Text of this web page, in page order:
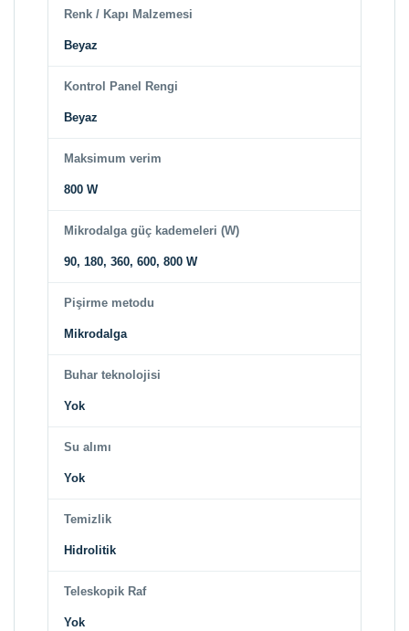
Renk / Kapı Malzemesi
Beyaz
Kontrol Panel Rengi
Beyaz
Maksimum verim
800 W
Mikrodalga güç kademeleri (W)
90, 180, 360, 600, 800 W
Pişirme metodu
Mikrodalga
Buhar teknolojisi
Yok
Su alımı
Yok
Temizlik
Hidrolitik
Teleskopik Raf
Yok